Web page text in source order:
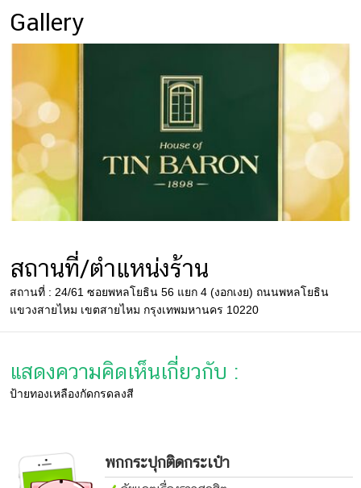
วา
ไร
แต่งงาน
แม่
และ
เด็ก
เลี้ยง
Infographic
บริการ
แอปฯ
ติดต่อ
โฆษณา
ร่วม
Gallery
สถานที่/ตำแหน่งร้าน
สถานที่ : 24/61 ซอยพหลโยธิน 56 แยก 4 (งอกเงย) ถนนพหลโยธิน
แขวงสายไหม เขตสายไหม กรุงเทพมหานคร 10220
แสดงความคิดเห็นเกี่ยวกับ :
ป้ายทองเหลืองกัดกรดลงสี
พกกระปุกติดกระเป๋า